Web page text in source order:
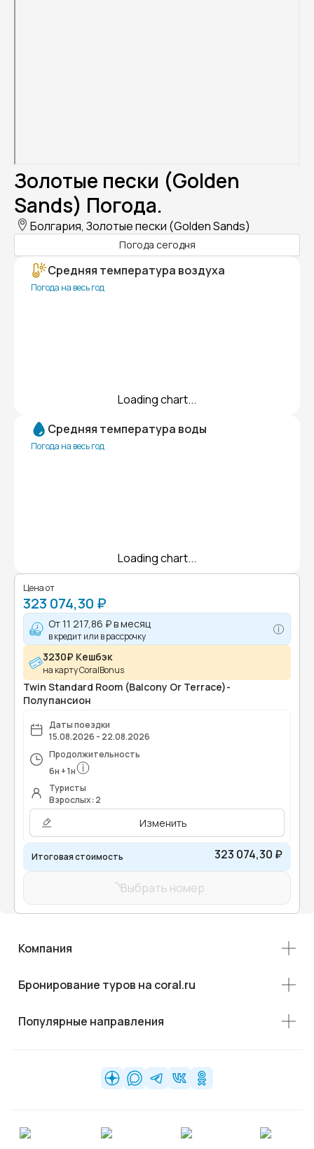
Золотые пески (Golden
Sands) Погода.
Болгария, Золотые пески (Golden Sands)
Погода сегодня
Средняя температура воздуха
Погода на весь год
Loading chart...
Средняя температура воды
Погода на весь год
Loading chart...
Цена от
323 074,30 ₽
От11 217,86 ₽в месяц
в кредит или в рассрочку
3230₽ Кешбэк
на карту CoralBonus
Twin Standard Room (Balcony Or Terrace)-
Полупансион
Даты поездки
15.08.2026 - 22.08.2026
Продолжительность
6н +1н
Туристы
Взрослых: 2
Изменить
Итоговая стоимость 323 074,30 ₽
Выбрать номер
Компания
Бронирование туров на coral.ru
Популярные направления